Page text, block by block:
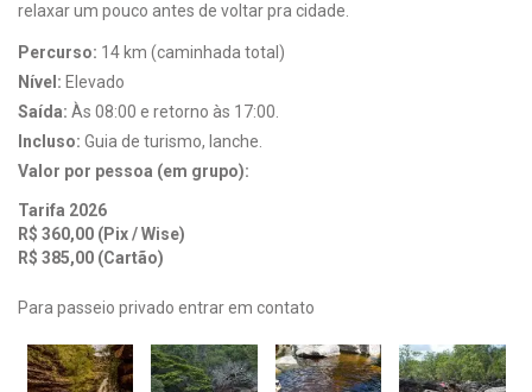
relaxar um pouco antes de voltar pra cidade.
Percurso: 14 km (caminhada total)
Nível: Elevado
Saída: Às 08:00 e retorno às 17:00.
Incluso: Guia de turismo, lanche.
Valor por pessoa (em grupo):
Tarifa 2026
R$ 360,00 (Pix / Wise)
R$ 385,00 (Cartão)
Para passeio privado entrar em contato